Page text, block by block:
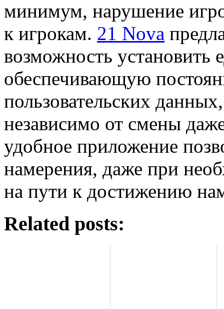
минимум, нарушение
к игрокам. 21 Nova
возможность
обеспечивающую
пользовательских
независимо от смены
удобное приложение
намерения, даже при
на пути к достижению
Related posts: